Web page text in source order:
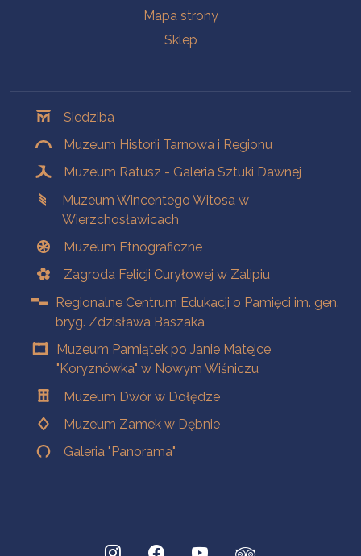
Mapa strony
Sklep
Siedziba
Muzeum Historii Tarnowa i Regionu
Muzeum Ratusz - Galeria Sztuki Dawnej
Muzeum Wincentego Witosa w
Wierzchosławicach
Muzeum Etnograficzne
Zagroda Felicji Curyłowej w Zalipiu
Regionalne Centrum Edukacji o Pamięci im. gen.
bryg. Zdzisława Baszaka
Muzeum Pamiątek po Janie Matejce
"Koryznówka" w Nowym Wiśniczu
Muzeum Dwór w Dołędze
Muzeum Zamek w Dębnie
Galeria "Panorama"